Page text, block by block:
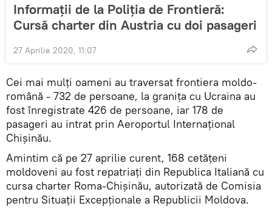
Informații de la Poliția de Frontieră:
Cursă charter din Austria cu doi pasageri
27 Aprilie 2020, 11:07
Cei mai mulți oameni au traversat frontiera moldo-
română - 732 de persoane, la granița cu Ucraina au
fost înregistrate 426 de persoane, iar 178 de
pasageri au intrat prin Aeroportul Internațional
Chișinău.
Amintim că pe 27 aprilie curent, 168 cetățeni
moldoveni au fost repatriați din Republica Italiană cu
cursa charter Roma-Chișinău, autorizată de Comisia
pentru Situații Excepționale a Republicii Moldova.